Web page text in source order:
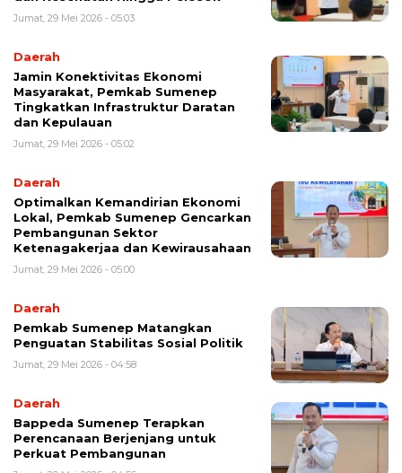
Jumat, 29 Mei 2026 - 05:03
Daerah
Jamin Konektivitas Ekonomi
Masyarakat, Pemkab Sumenep
Tingkatkan Infrastruktur Daratan
dan Kepulauan
Jumat, 29 Mei 2026 - 05:02
Daerah
Optimalkan Kemandirian Ekonomi
Lokal, Pemkab Sumenep Gencarkan
Pembangunan Sektor
Ketenagakerjaa dan Kewirausahaan
Jumat, 29 Mei 2026 - 05:00
Daerah
Pemkab Sumenep Matangkan
Penguatan Stabilitas Sosial Politik
Jumat, 29 Mei 2026 - 04:58
Daerah
Bappeda Sumenep Terapkan
Perencanaan Berjenjang untuk
Perkuat Pembangunan